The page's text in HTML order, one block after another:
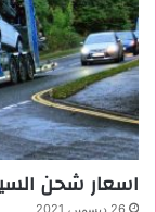
اسعار شحن
26 ديسمبر، 2021